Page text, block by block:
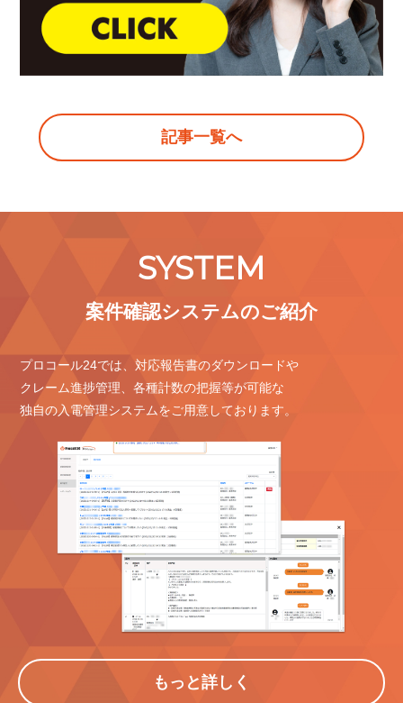
記事一覧へ
SYSTEM
案件確認システムのご紹介
プロコール24では、対応報告書のダウンロードや
クレーム進捗管理、各種計数の把握等が可能な
独自の入電管理システムをご用意しております。
もっと詳しく